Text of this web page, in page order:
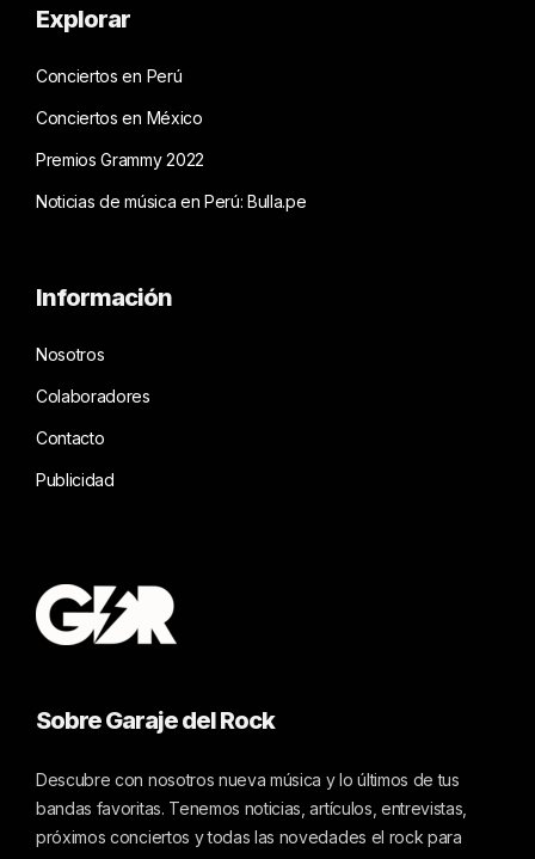
Explorar
Conciertos en Perú
Conciertos en México
Premios Grammy 2022
Noticias de música en Perú: Bulla.pe
Información
Nosotros
Colaboradores
Contacto
Publicidad
Sobre Garaje del Rock
Descubre con nosotros nueva música y lo últimos de tus
bandas favoritas. Tenemos noticias, artículos, entrevistas,
próximos conciertos y todas las novedades el rock para